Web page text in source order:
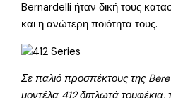
Bernardelli ήταν δική τους
και η ανώτερη ποιότητα τους.
Σε παλιό προσπέκτους της